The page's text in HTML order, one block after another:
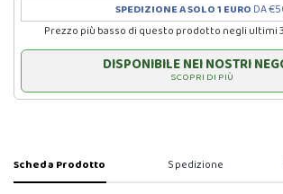
SPEDIZIONE A SOLO 1 EURO DA
Prezzo più basso di questo prodotto negli ultimi
DISPONIBILE NEI NOSTRI
SCOPRI DI PIÙ
Scheda Prodotto Spedizione